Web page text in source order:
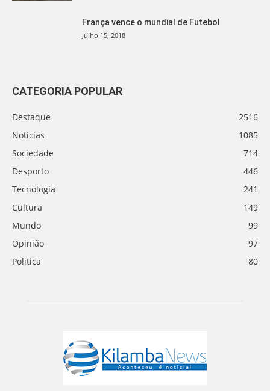
França vence o mundial de Futebol
Julho 15, 2018
CATEGORIA POPULAR
Destaque
2516
Noticias
1085
Sociedade
714
Desporto
446
Tecnologia
241
Cultura
149
Mundo
99
Opinião
97
Politica
80